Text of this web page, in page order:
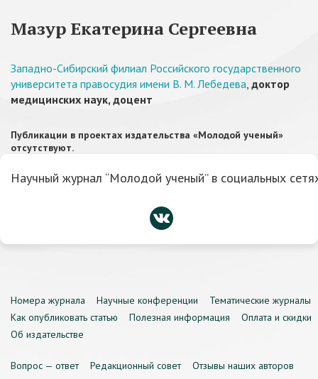
Мазур Екатерина Сергеевна
Западно-Сибирский филиал Российского государственного
университета правосудия имени В. М. Лебедева, доктор
медицинских наук, доцент
Публикации в проектах издательства «Молодой ученый»
отсутствуют.
Научный журнал “Молодой ученый” в социальных
Номера журнала Научные конференции
Тематические журналы
Как опубликовать статью
Полезная информация
Оплата и скидки
Об издательстве
Вопрос — ответ Редакционный совет
Отзывы наших авторов